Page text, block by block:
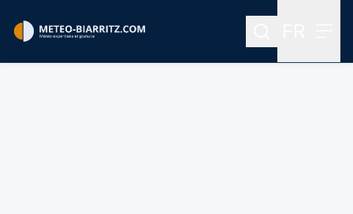
Rechercher